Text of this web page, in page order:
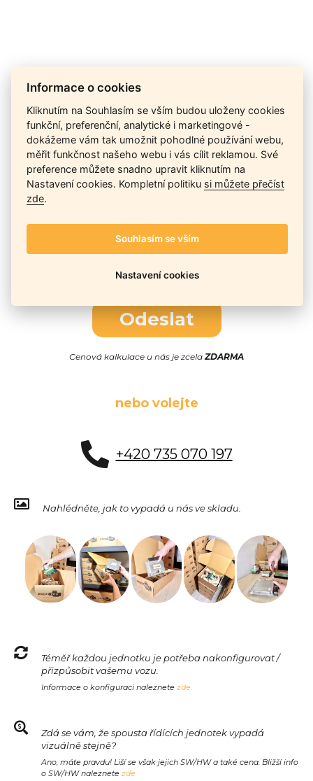
Cena na dotaz
Ceny závisí na množství kusů skladem, dostupnosti náhrad,
výkonnosti a atypičnosti daného modelu. Pokusíme se
nabídnoutaktuálněnejlepší cenu, a Vy si vyberete, co je pro
Vás nejvýhodnější.
Telefon / Email
Odeslat
Cenová kalkulace u nás je zcelaZDARMA
nebo volejte
+420 735 070 197
Nahlédněte, jak to vypadá u nás ve skladu.
Téměř každou jednotku je potřeba nakonfigurovat /
přizpůsobit vašemu vozu.
Informace o konfiguraci naleznete zde.
Zdá se vám, že spousta řídících jednotek vypadá
vizuálně stejně?
Ano, máte pravdu! Liší se však jejich SW/HW a také cena. Bližší info
o SW/HW naleznete zde.
Informace o cookies
Kliknutím na Souhlasím se vším budou uloženy cookies
funkční, preferenční, analytické i marketingové -
dokážeme vám tak umožnit pohodlné používání webu,
měřit funkčnost našeho webu i vás cílit reklamou. Své
preference můžete snadno upravit kliknutím na
Nastavení cookies. Kompletní politiku si můžete přečíst
zde.
Souhlasím se vším
Nastavení cookies